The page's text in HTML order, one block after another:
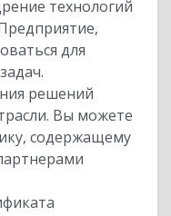
технологий
для
решений
Вы можете
содержащему